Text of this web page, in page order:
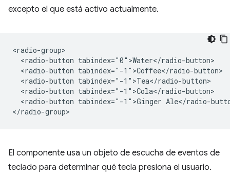
excepto el que está activo actualmente.
<radio-group>
  <radio-button tabindex="0">Water</radio-button>
  <radio-button tabindex="-1">Coffee</radio-button>
  <radio-button tabindex="-1">Tea</radio-button>
  <radio-button tabindex="-1">Cola</radio-button>
<radio-button tabindex="-1">Ginger Ale</radio-
El componente usa un objeto de escucha de eventos de
teclado para determinar qué tecla presiona el usuario.